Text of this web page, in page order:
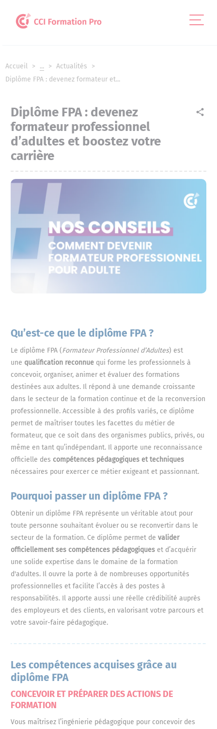
Accueil ...
Actualités
Diplôme FPA : devenez formateur et...
share
Diplôme FPA : devenez
formateur professionnel
d’adultes et boostez votre
carrière
Qu’est-ce que le diplôme FPA ?
Le diplôme FPA (Formateur Professionnel d’Adultes) est
une qualification reconnue qui forme les professionnels à
concevoir, organiser, animer et évaluer des formations
destinées aux adultes. Il répond à une demande croissante
dans le secteur de la formation continue et de la reconversion
professionnelle. Accessible à des profils variés, ce diplôme
permet de maîtriser toutes les facettes du métier de
formateur, que ce soit dans des organismes publics, privés, ou
même en tant qu’indépendant. Il apporte une reconnaissance
officielle des compétences pédagogiques et techniques
nécessaires pour exercer ce métier exigeant et passionnant.
Pourquoi passer un diplôme FPA ?
Obtenir un diplôme FPA représente un véritable atout pour
toute personne souhaitant évoluer ou se reconvertir dans le
secteur de la formation. Ce diplôme permet devalider
officiellement ses compétences pédagogiques et d’acquérir
une solide expertise dans le domaine de la formation
d'adultes. Il ouvre la porte à de nombreuses opportunités
professionnelles et facilite l’accès à des postes à
responsabilités. Il apporte aussi une réelle crédibilité auprès
des employeurs et des clients, en valorisant votre parcours et
votre savoir-faire pédagogique.
Les compétences acquises grâce au
diplôme FPA
CONCEVOIR ET PRÉPARER DES ACTIONS DE
FORMATION
Vous maîtrisez l’ingénierie pédagogique pour concevoir des